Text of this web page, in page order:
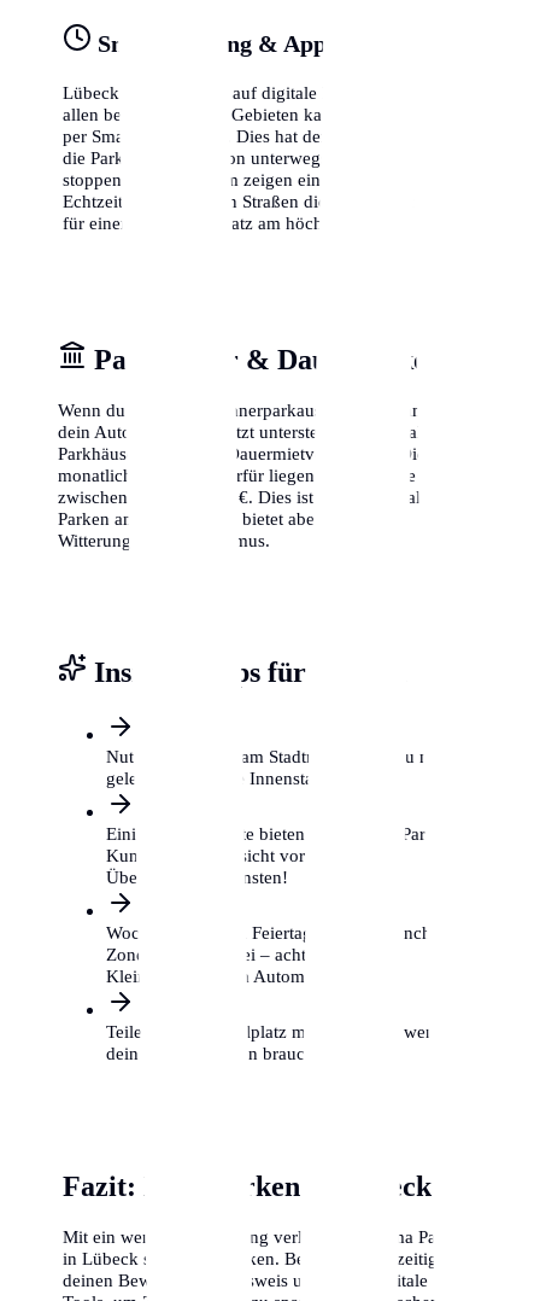
Smart Parking & Apps
Lübeck setzt verstärkt auf digitale Lösungen. In fast
allen bewirtschafteten Gebieten kannst du dein Ticket
per Smartphone lösen. Dies hat den Vorteil, dass du
die Parkzeit flexibel von unterwegs verlängern oder
stoppen kannst. Zudem zeigen einige Apps bereits in
Echtzeit an, in welchen Straßen die Wahrscheinlichkeit
für einen freien Parkplatz am höchsten ist.
Parkhäuser & Dauerparken
Wenn du keinen Bewohnerparkausweis bekommst oder
dein Auto lieber geschützt unterstellst, bieten zahlreiche
Parkhäuser in Lübeck Dauermietverträge an. Die
monatlichen Kosten hierfür liegen je nach Lage
zwischen 80 € und 200 €. Dies ist zwar teurer als das
Parken am Straßenrand, bietet aber Schutz vor
Witterung und Vandalismus.
Insider-Tipps für Lübeck
Nutze P+R Plätze am Stadtrand, wenn du nur
gelegentlich in die Innenstadt musst.
Einige Supermärkte bieten kostenloses Parken für
Kunden, aber Vorsicht vor privaten
Überwachungsdiensten!
Wochenenden und Feiertage sind in manchen
Zonen gebührenfrei – achte auf das
Kleingedruckte am Automaten.
Teile dir einen Stellplatz mit Nachbarn, wenn du
dein Auto nur selten brauchst.
Fazit: Klug parken in Lübeck
Mit ein wenig Vorbereitung verliert das Thema Parken
in Lübeck seinen Schrecken. Beantrage frühzeitig
deinen Bewohnerparkausweis und nutze digitale